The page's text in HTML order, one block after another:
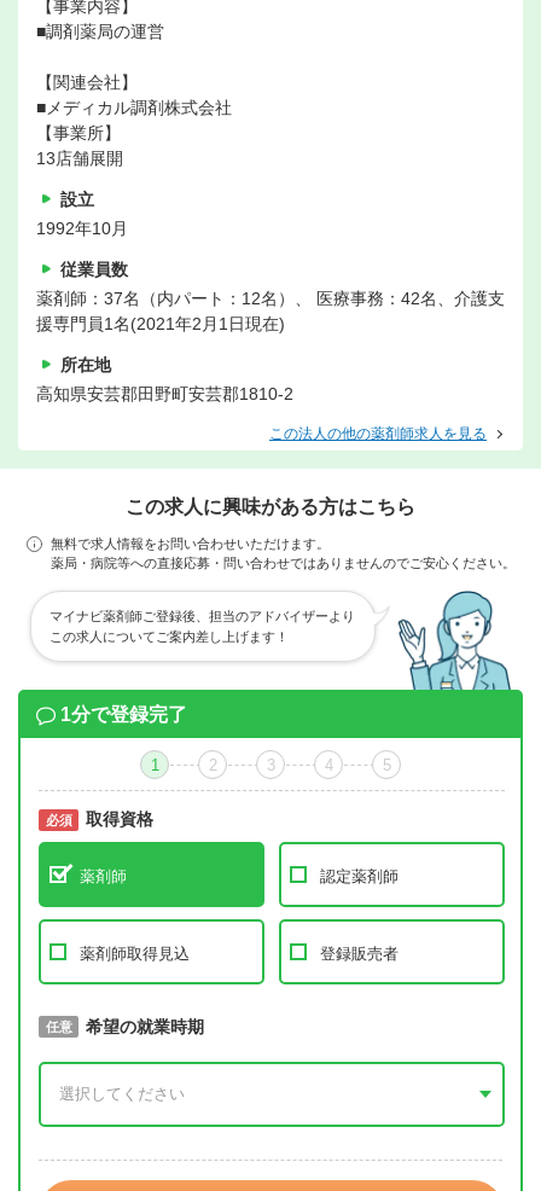
【事業内容】
■調剤薬局の運営
【関連会社】
■メディカル調剤株式会社
【事業所】
13店舗展開
設立
1992年10月
従業員数
薬剤師：37名（内パート：12名）、 医療事務：42名、介護支
援専門員1名(2021年2月1日現在)
所在地
高知県安芸郡田野町安芸郡1810-2
この法人の他の薬剤師求人を見る
この求人に興味がある方はこちら
無料で求人情報をお問い合わせいただけます。
薬局・病院等への直接応募・問い合わせではありませんのでご安心ください。
マイナビ薬剤師ご登録後、担当のアドバイザーより
この求人についてご案内差し上げます！
1分で登録完了
1 2 3 4 5
必須 取得資格
薬剤師 認定薬剤師
薬剤師取得見込 登録販売者
必須 取得予定年
任意 希望の就業時期